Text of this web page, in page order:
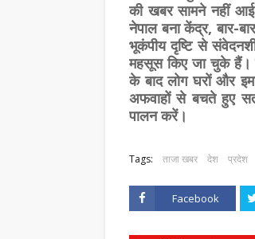
की खबर सामने नहीं
नेपाल बना केंद्र, बार-
भूकंपीय दृष्टि से
महसूस किए जा चुके हैं।
के बाद लोग घरों और
अफवाहों से बचते हुए
पालन करें।
Tags: ताजा खबर देश प्रदेश
Facebook